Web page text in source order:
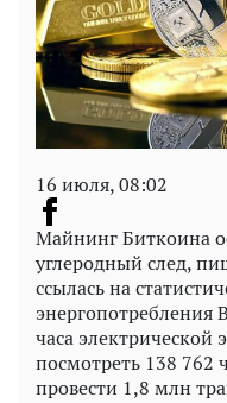
16 июля, 08:02
Майнинг Биткоина
углеродный след,
ссылась на
энергопотребления
часа электрической
посмотреть 138 762
провести 1,8 млн